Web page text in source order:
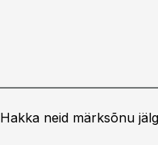
Hakka neid märksõnu